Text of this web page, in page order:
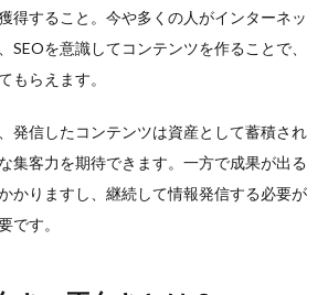
得すること。今や多くの人がインターネッ
SEOを意識してコンテンツを作ることで、
もらえます。
発信したコンテンツは資産として蓄積され
集客力を期待できます。一方で成果が出る
かりますし、継続して情報発信する必要が
です。